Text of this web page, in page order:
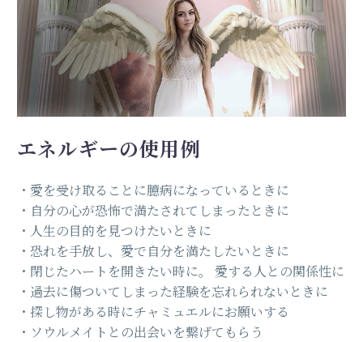
エネルギーの使用例
・愛を受け取ることに臆病になっているときに
・自分の心が恐怖で満たされてしまったときに
・人生の目的を見つけたいときに
・恐れを手放し、愛で自分を満たしたいときに
・閉じたハートを開きたい時に。 愛する人との関係性に
・過去に傷ついてしまった経験を忘れられないときに
・探し物がある時にチャミュエルにお願いする
・ソウルメイトとの出会いを繋げてもらう